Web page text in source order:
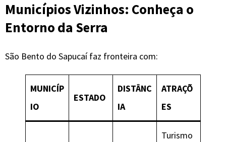
Municípios Vizinhos: Conheça o
Entorno da Serra
São Bento do Sapucaí faz fronteira com:
MUNICÍP
IO
ESTADO
DISTÂNC
IA
ATRAÇÕ
ES
Turismo